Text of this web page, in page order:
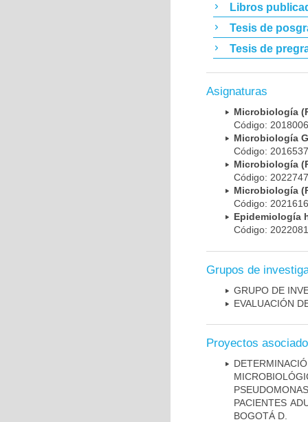
Libros
Tesis de
Tesis de
Asignaturas
Microbiología
Código:
Microbiología
Código:
Microbiología
Código:
Microbiología
Código:
Epidemiología
Código:
Grupos de
GRUPO DE
EVALUACIÓN
Proyectos
PACIENTES
BOGOTÁ D.